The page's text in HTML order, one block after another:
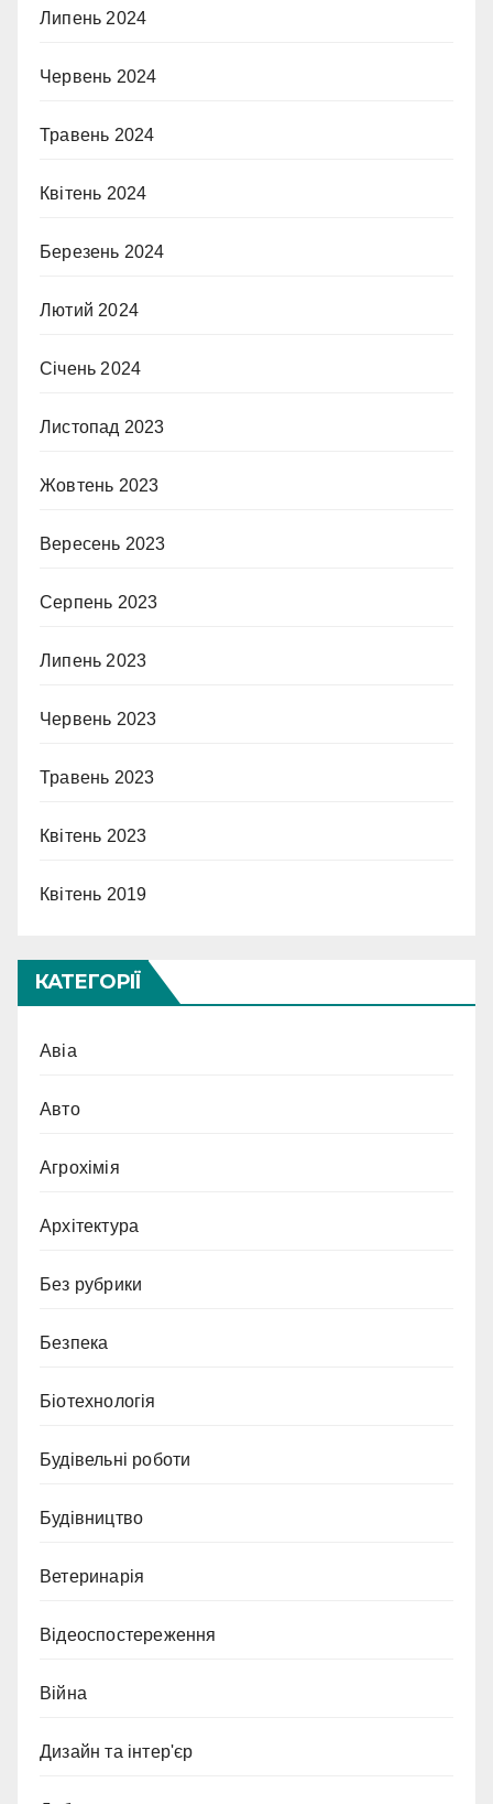
Липень 2024
Червень 2024
Травень 2024
Квітень 2024
Березень 2024
Лютий 2024
Січень 2024
Листопад 2023
Жовтень 2023
Вересень 2023
Серпень 2023
Липень 2023
Червень 2023
Травень 2023
Квітень 2023
Квітень 2019
КАТЕГОРІЇ
Авіа
Авто
Агрохімія
Архітектура
Без рубрики
Безпека
Біотехнологія
Будівельні роботи
Будівництво
Ветеринарія
Відеоспостереження
Війна
Дизайн та інтер'єр